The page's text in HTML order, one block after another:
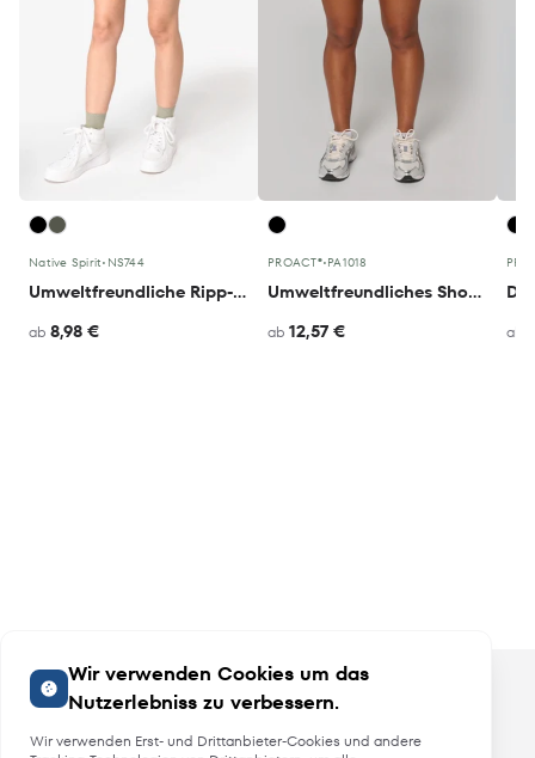
Native Spirit• NS744
Umweltfreundliche Ripp-Shorts für Damen
ab 8,98 €
PROACT®•PA1018
Umweltfreundliches Shorty für Damen
ab 12,57 € ab
Wir verwenden Cookies um das
Nutzerlebniss zu verbessern.
Wir verwenden Erst- und Drittanbieter-Cookies und andere